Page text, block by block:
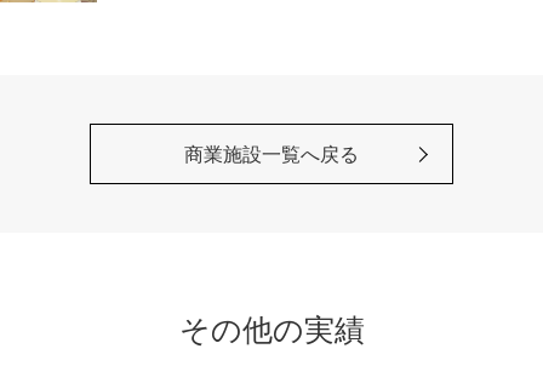
商業施設一覧へ戻る
その他の実績